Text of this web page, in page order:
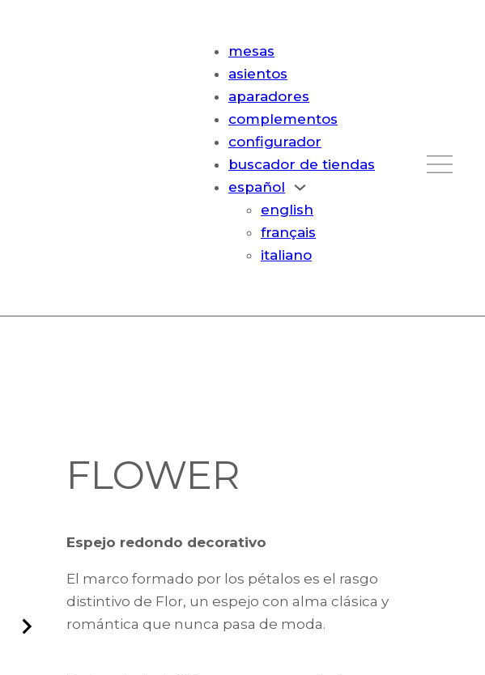
mesas
asientos
aparadores
complementos
configurador
buscador de tiendas
español
english
français
italiano
FLOWER
Espejo redondo decorativo
El marco formado por los pétalos es el rasgo
distintivo de Flor, un espejo con alma clásica y
romántica que nunca pasa de moda.